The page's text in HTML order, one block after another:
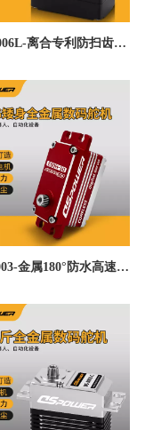
离合专利防扫齿崩
教育9g数字舵机
金属180°防水高速车
属工业内窥镜自动化设
备云台舵机